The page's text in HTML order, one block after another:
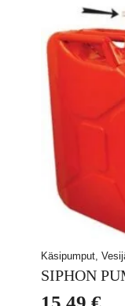
Käsipumput,
SIPHON